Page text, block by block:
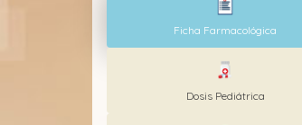
Ficha Farmacológica
Dosis Pediátrica